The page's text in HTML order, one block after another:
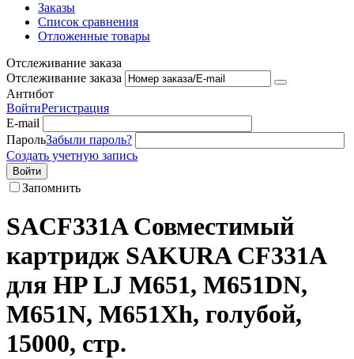
Заказы
Список сравнения
Отложенные товары
Отслеживание заказа
Отслеживание заказа
Антибот
ВойтиРегистрация
E-mail
ПарольЗабыли пароль?
Создать учетную запись
Войти
Запомнить
SACF331A Совместимый
картридж SAKURA CF331A
для HP LJ M651, M651DN,
M651N, M651Xh, голубой,
15000, стр.